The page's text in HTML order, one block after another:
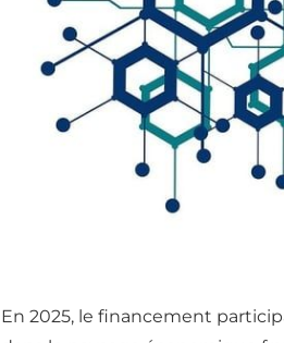
En 2025, le financement